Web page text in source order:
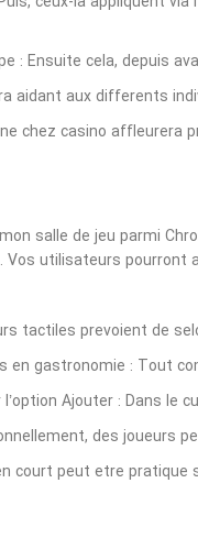
: Ensuite cela, depuis
aidant aux differents
chez casino
salle de jeu parmi
utilisateurs pourront
tactiles prevoient de
en gastronomie : Tout
l’option Ajouter : Dans le
des
court peut etre